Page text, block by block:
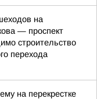
на
— проспект
строительство
перехода
на перекрестке